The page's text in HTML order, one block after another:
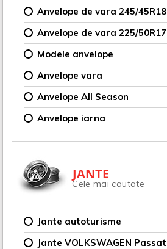
Anvelope de vara 245/45R18
Anvelope de vara 225/50R17
Modele anvelope
Anvelope vara
Anvelope All Season
Anvelope iarna
JANTE
Cele mai cautate
Jante autoturisme
Jante VOLKSWAGEN Passat